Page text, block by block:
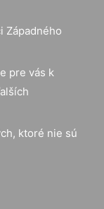
Západného
pre vás k
ktoré nie sú